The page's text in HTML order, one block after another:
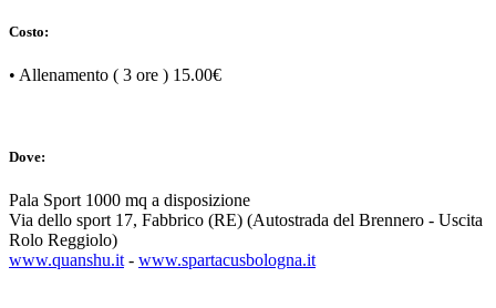
Costo:
• Allenamento ( 3 ore ) 15.00€
Dove:
Pala Sport 1000 mq a disposizione
Via dello sport 17, Fabbrico (RE) (Autostrada del Brennero - Uscita
Rolo Reggiolo)
www.quanshu.it - www.spartacusbologna.it